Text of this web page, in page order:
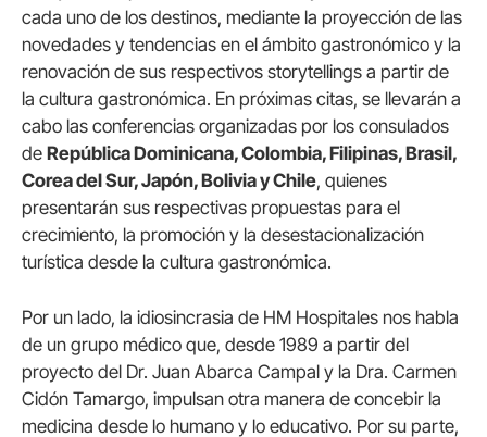
cada uno de los destinos, mediante la proyección de las
novedades y tendencias en el ámbito gastronómico y la
renovación de sus respectivos storytellings a partir de
la cultura gastronómica. En próximas citas, se llevarán a
cabo las conferencias organizadas por los consulados
de República Dominicana, Colombia, Filipinas, Brasil,
Corea del Sur, Japón, Bolivia y Chile, quienes
presentarán sus respectivas propuestas para el
crecimiento, la promoción y la desestacionalización
turística desde la cultura gastronómica.
Por un lado, la idiosincrasia de HM Hospitales nos habla
de un grupo médico que, desde 1989 a partir del
proyecto del Dr. Juan Abarca Campal y la Dra. Carmen
Cidón Tamargo, impulsan otra manera de concebir la
medicina desde lo humano y lo educativo. Por su parte,